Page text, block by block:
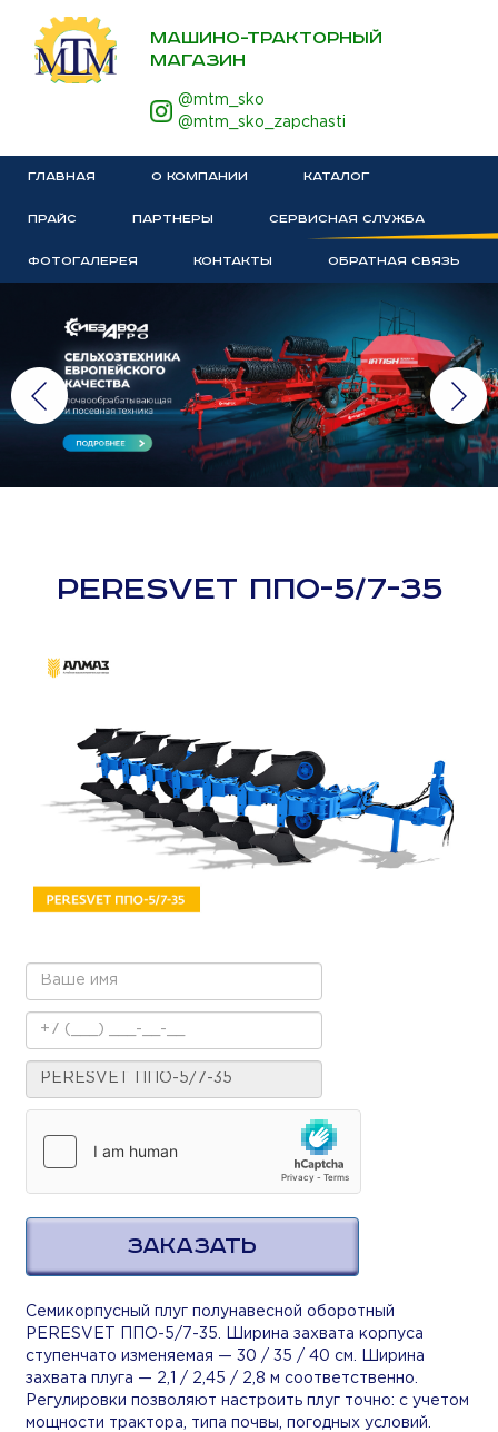
МАШИНО-ТРАКТОРНЫЙ
МАГАЗИН
@mtm_sko
@mtm_sko_zapchasti
ГЛАВНАЯ О КОМПАНИИ КАТАЛОГ
ПРАЙС ПАРТНЕРЫ СЕРВИСНАЯ СЛУЖБА
ФОТОГАЛЕРЕЯ КОНТАКТЫ ОБРАТНАЯ СВЯЗЬ
PERESVET ППО-5/7-35
ЗАКАЗАТЬ
Семикорпусный плуг полунавесной оборотный
PERESVET ППО-5/7-35. Ширина захвата корпуса
ступенчато изменяемая — 30 / 35 / 40 см. Ширина
захвата плуга — 2,1 / 2,45 / 2,8 м соответственно.
Регулировки позволяют настроить плуг точно: с учетом
мощности трактора, типа почвы, погодных условий.